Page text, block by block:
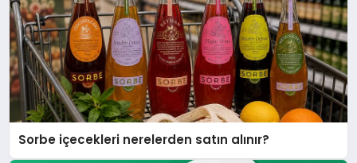
Sorbe içecekleri nerelerden satın alınır?